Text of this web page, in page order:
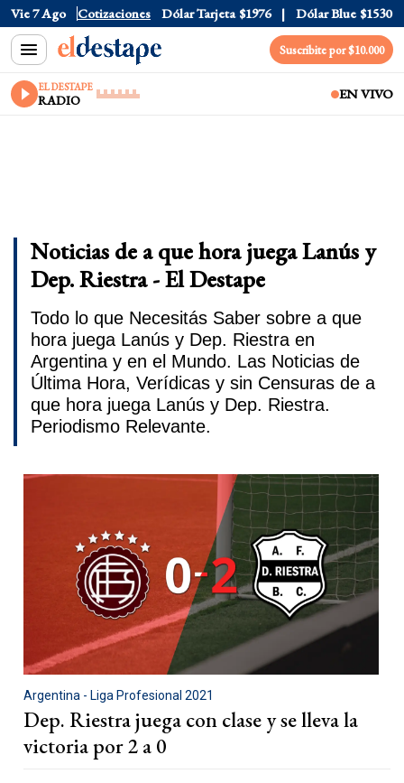
Vie 7 Ago Cotizaciones
Dólar Oficial $1520 Dólar Tarjeta $1976 Dólar Blue $1530
Suscribite por $10.000
EL DESTAPE
RADIO EN VIVO
Noticias de a que hora juega Lanús y
Dep. Riestra - El Destape
Todo lo que Necesitás Saber sobre a que
hora juega Lanús y Dep. Riestra en
Argentina y en el Mundo. Las Noticias de
Última Hora, Verídicas y sin Censuras de a
que hora juega Lanús y Dep. Riestra.
Periodismo Relevante.
Argentina - Liga Profesional 2021
Dep. Riestra juega con clase y se lleva la
victoria por 2 a 0